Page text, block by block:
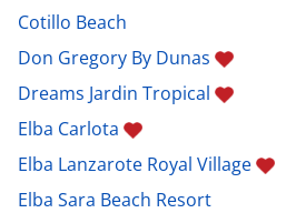
Cotillo Beach
Don Gregory By Dunas
Dreams Jardin Tropical
Elba Carlota
Elba Lanzarote Royal Village
Elba Sara Beach Resort